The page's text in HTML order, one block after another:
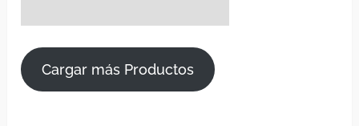
Cargar más Productos